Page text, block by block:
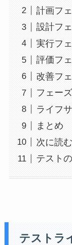
計画フ
設計フ
実行フ
評価フ
改善フ
フェー
ライフ
まとめ
次に読
テスト
テストラ